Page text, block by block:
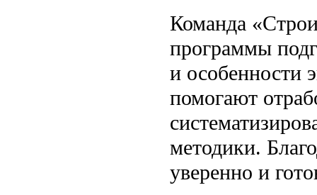
Команда
программы
и особенности
помогают
методики.
уверенно и